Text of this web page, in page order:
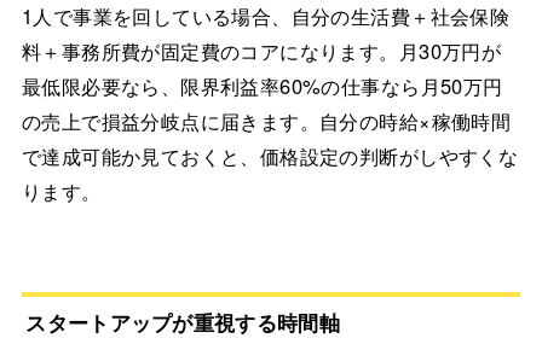
1人で事業を回している場合、自分の生活費＋社会保険
料＋事務所費が固定費のコアになります。月30万円が
最低限必要なら、限界利益率60%の仕事なら月50万円
の売上で損益分岐点に届きます。自分の時給×稼働時間
で達成可能か見ておくと、価格設定の判断がしやすくな
ります。
スタートアップが重視する時間軸